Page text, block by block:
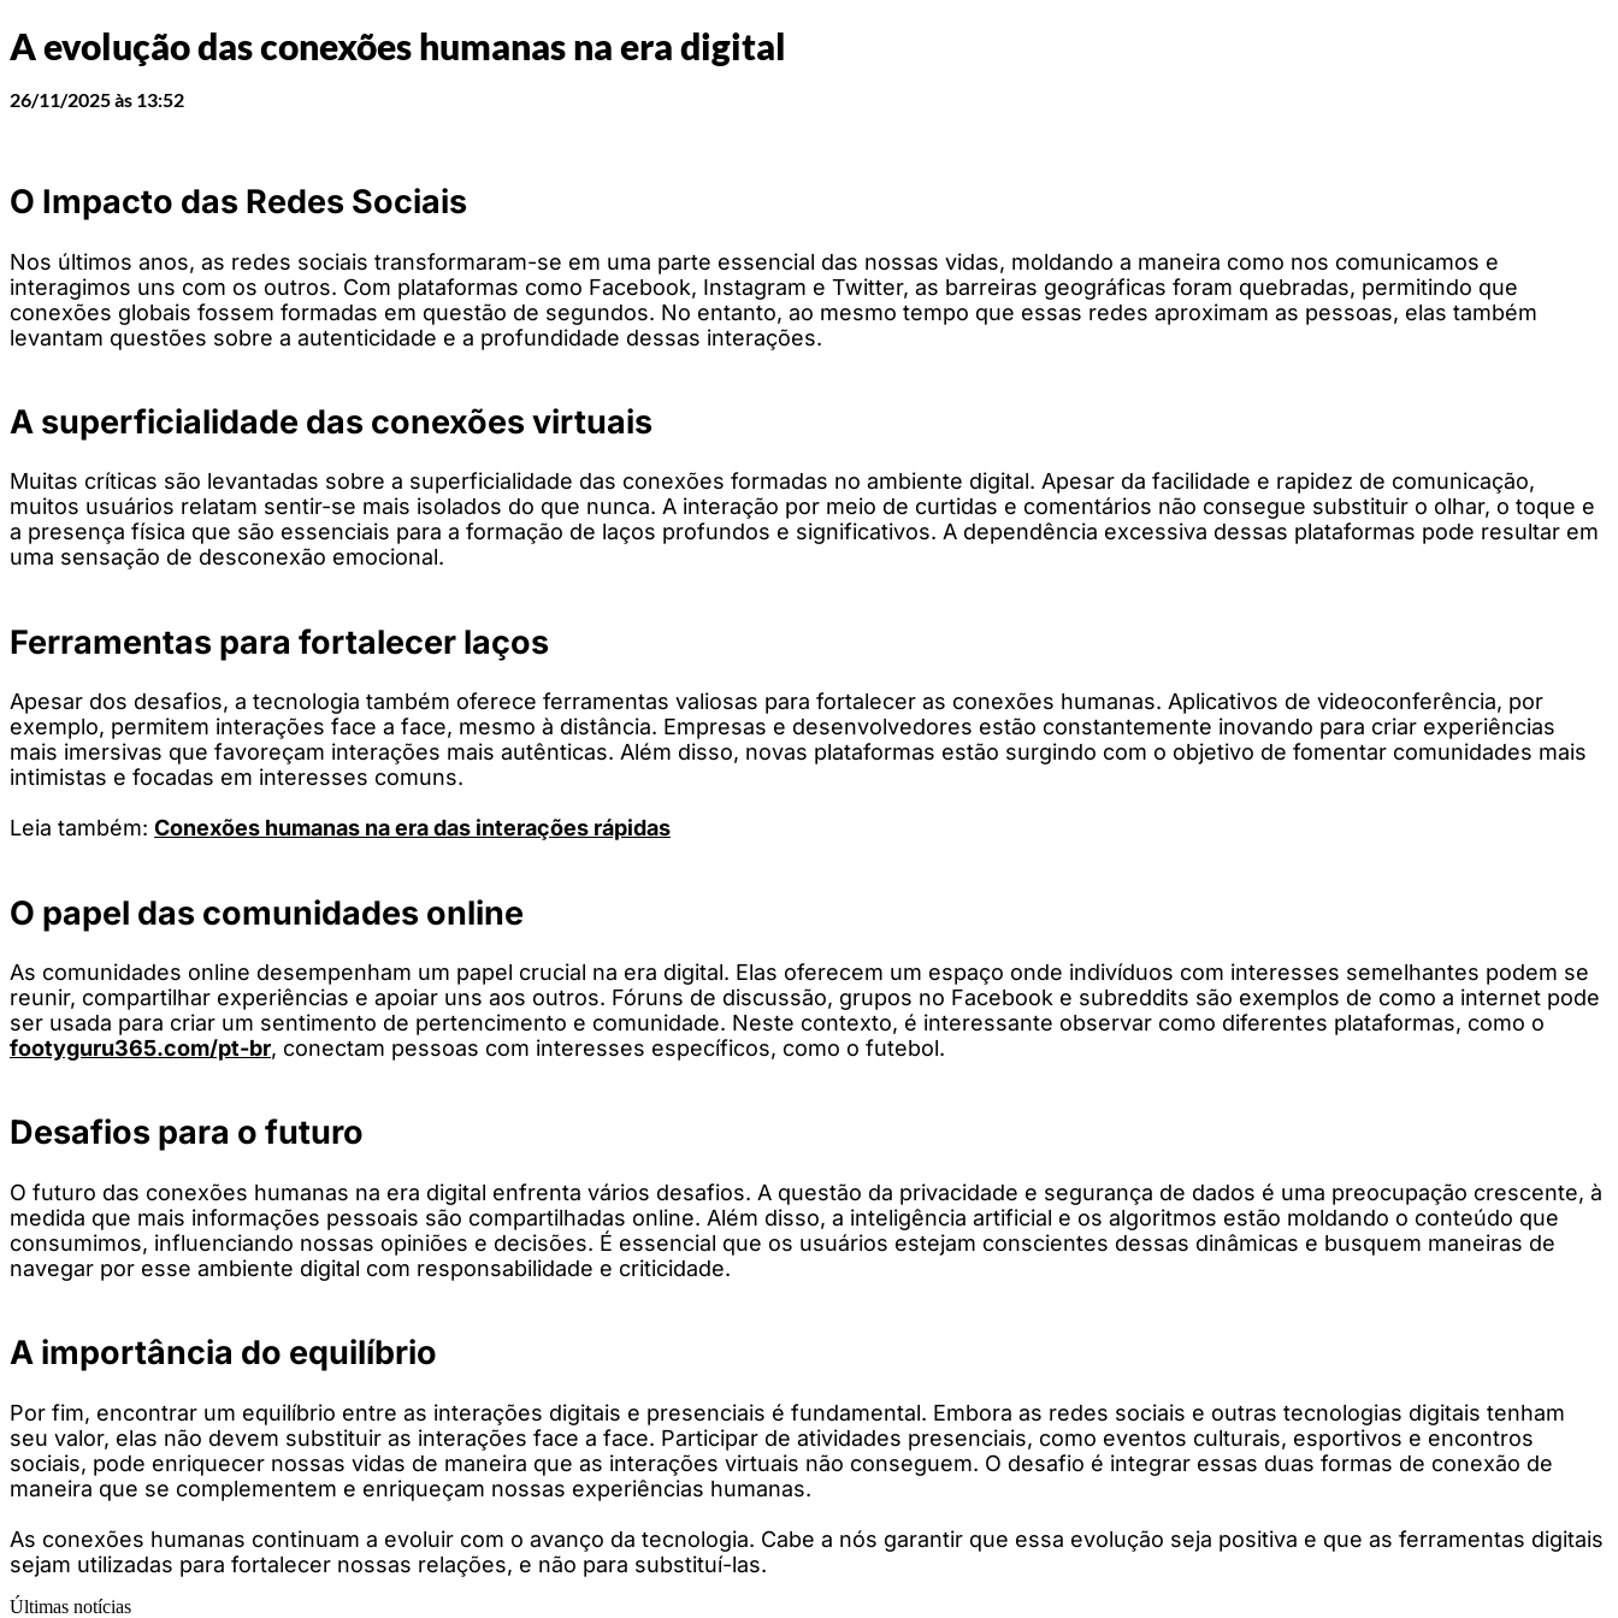
A evolução das conexões humanas na era digital
26/11/2025 às 13:52
O Impacto das Redes Sociais
Nos últimos anos, as redes sociais transformaram-se em uma parte essencial das nossas vidas, moldando a maneira como nos comunicamos e
interagimos uns com os outros. Com plataformas como Facebook, Instagram e Twitter, as barreiras geográficas foram quebradas, permitindo que
conexões globais fossem formadas em questão de segundos. No entanto, ao mesmo tempo que essas redes aproximam as pessoas, elas também
levantam questões sobre a autenticidade e a profundidade dessas interações.
A superficialidade das conexões virtuais
Muitas críticas são levantadas sobre a superficialidade das conexões formadas no ambiente digital. Apesar da facilidade e rapidez de comunicação,
muitos usuários relatam sentir-se mais isolados do que nunca. A interação por meio de curtidas e comentários não consegue substituir o olhar, o toque e
a presença física que são essenciais para a formação de laços profundos e significativos. A dependência excessiva dessas plataformas pode resultar em
uma sensação de desconexão emocional.
Ferramentas para fortalecer laços
Apesar dos desafios, a tecnologia também oferece ferramentas valiosas para fortalecer as conexões humanas. Aplicativos de videoconferência, por
exemplo, permitem interações face a face, mesmo à distância. Empresas e desenvolvedores estão constantemente inovando para criar experiências
mais imersivas que favoreçam interações mais autênticas. Além disso, novas plataformas estão surgindo com o objetivo de fomentar comunidades mais
intimistas e focadas em interesses comuns.
Leia também: Conexões humanas na era das interações rápidas
O papel das comunidades online
As comunidades online desempenham um papel crucial na era digital. Elas oferecem um espaço onde indivíduos com interesses semelhantes podem se
reunir, compartilhar experiências e apoiar uns aos outros. Fóruns de discussão, grupos no Facebook e subreddits são exemplos de como a internet pode
ser usada para criar um sentimento de pertencimento e comunidade. Neste contexto, é interessante observar como diferentes plataformas, como o
footyguru365.com/pt-br, conectam pessoas com interesses específicos, como o futebol.
Desafios para o futuro
O futuro das conexões humanas na era digital enfrenta vários desafios. A questão da privacidade e segurança de dados é uma preocupação crescente, à
medida que mais informações pessoais são compartilhadas online. Além disso, a inteligência artificial e os algoritmos estão moldando o conteúdo que
consumimos, influenciando nossas opiniões e decisões. É essencial que os usuários estejam conscientes dessas dinâmicas e busquem maneiras de
navegar por esse ambiente digital com responsabilidade e criticidade.
A importância do equilíbrio
Por fim, encontrar um equilíbrio entre as interações digitais e presenciais é fundamental. Embora as redes sociais e outras tecnologias digitais tenham
seu valor, elas não devem substituir as interações face a face. Participar de atividades presenciais, como eventos culturais, esportivos e encontros
sociais, pode enriquecer nossas vidas de maneira que as interações virtuais não conseguem. O desafio é integrar essas duas formas de conexão de
maneira que se complementem e enriqueçam nossas experiências humanas.
As conexões humanas continuam a evoluir com o avanço da tecnologia. Cabe a nós garantir que essa evolução seja positiva e que as ferramentas digitais
sejam utilizadas para fortalecer nossas relações, e não para substituí-las.
Últimas notícias